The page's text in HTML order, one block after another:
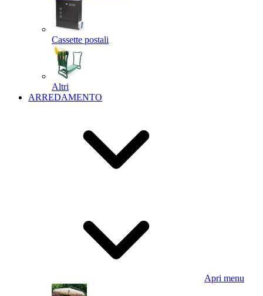
Cassette postali
Altri
ARREDAMENTO
Apri menu